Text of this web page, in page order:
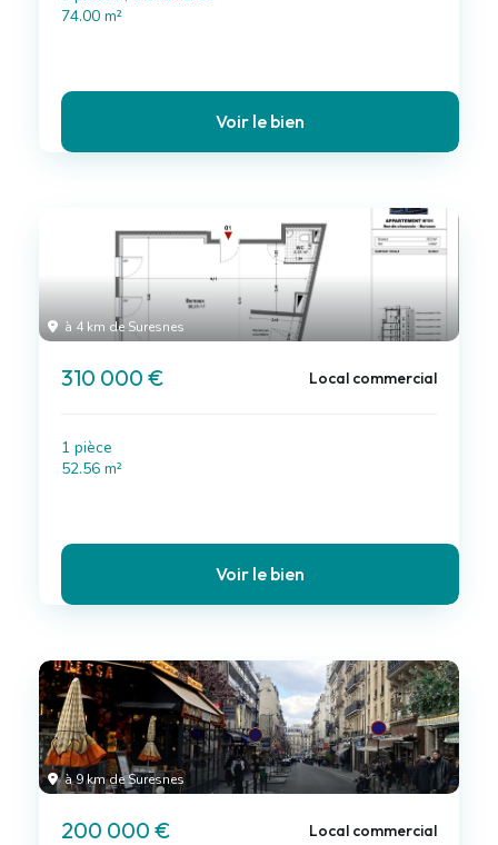
74.00 m²
Voir le bien
à 4 km de Suresnes
310 000 € Local commercial
1 pièce
52.56 m²
Voir le bien
à 9 km de Suresnes
200 000 € Local commercial